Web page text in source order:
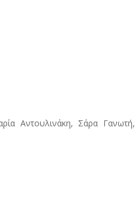
Αντουλινάκη, Σάρα Γανωτή,